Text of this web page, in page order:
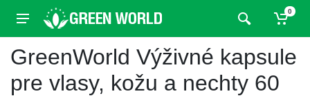
0
GreenWorld Výživné kapsule
pre vlasy, kožu a nechty 60